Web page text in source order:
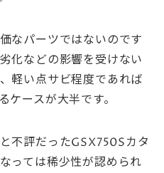
なパーツではないのです
化などの影響を受けない
軽い点サビ程度であれば
ケースが大半です。
不評だったGSX750Sカタ
っては稀少性が認められ